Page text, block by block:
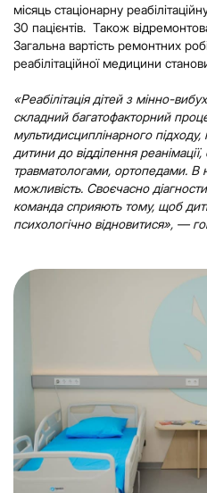
місяць стаціонарну
30 пацієнтів. Також
Загальна вартість ремонтних
реабілітаційної медицини
«Реабілітація дітей з мінно-
складний багатофакторний
мультидисциплінарного
дитини до відділення реанімації,
травматологами, ортопедами. В
можливість. Своєчасно
команда сприяють тому, щоб
психологічно відновитися», —